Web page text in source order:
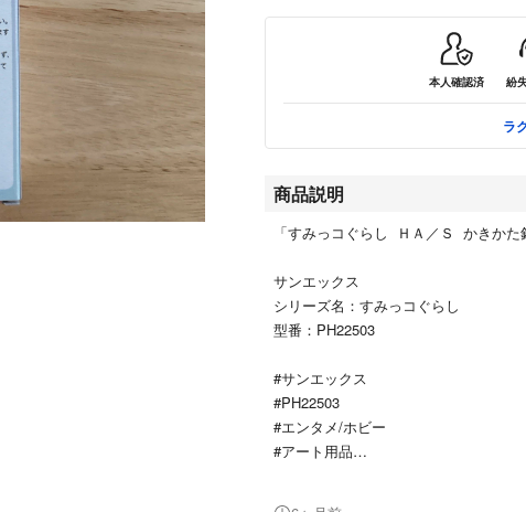
本人確認済 紛
ラ
商品説明
「すみっコぐらし ＨＡ／Ｓ かきかた
サンエックス
シリーズ名：すみっコぐらし
型番：PH22503
#サンエックス
#PH22503
#エンタメ/ホビー
#アート用品